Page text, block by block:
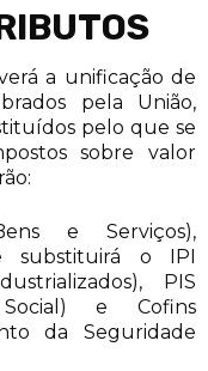
a unificação de
pela União,
pelo que se
sobre valor
e Serviços),
substituirá o IPI
PIS
e Cofins
da Seguridade